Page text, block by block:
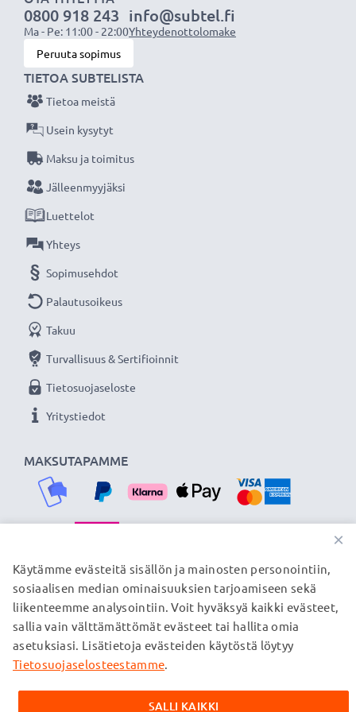
laturin ansiosta, 3 vuoden takuu!
0800 918 243
Ma - Pe: 11:00 - 22:00
info@subtel.fi
Yhteydenottolomake
Peruuta sopimus
MAKSUTAPAMME
TIETOA SUBTELISTA
Tietoa meistä
Usein kysytyt
Maksu ja toimitus
Jälleenmyyjäksi
Luettelot
Yhteys
Sopimusehdot
Palautusoikeus
Takuu
Turvallisuus & Sertifioinnit
Tietosuojaseloste
Yritystiedot
TOIMITUSKUMPPANIMME
© subtel.fi 2026
Kaikki hinnat sisältävät arvonlisäveron, mutta ei
toimituskuluja. Kaikki sivuillamme mainitut tavaramerkit ovat
verkkosivuillamme ainoastaan tuotteitamme koskevan
×
Käytämme evästeitä sisällön ja mainosten personointiin,
sosiaalisen median ominaisuuksien tarjoamiseen sekä
liikenteemme analysointiin. Voit hyväksyä kaikki evästeet,
sallia vain välttämättömät evästeet tai hallita omia
asetuksiasi. Lisätietoja evästeiden käytöstä löytyy
Tietosuojaselosteestamme.
SALLI KAIKKI